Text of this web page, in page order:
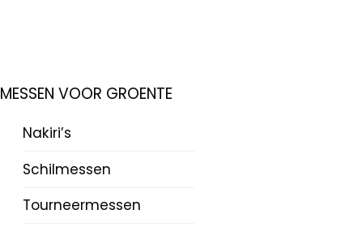
MESSEN VOOR GROENTE
Nakiri’s
Schilmessen
Tourneermessen